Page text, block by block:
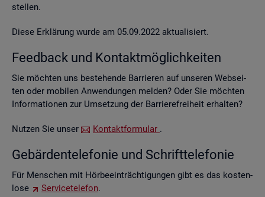
stel­len.
Diese Er­klä­rung wurde am 05.09.2022 ak­tua­li­siert.
Feed­back und Kon­takt­mög­lich­kei­ten
Sie möch­ten uns be­stehen­de Bar­rie­ren auf un­se­ren Web­sei­
ten oder mo­bi­len An­wen­dun­gen mel­den? Oder Sie möch­ten
In­for­ma­tio­nen zur Um­set­zung der Bar­rie­re­frei­heit er­hal­ten?
Nut­zen Sie unser Kon­takt­for­mu­lar .
Ge­bär­den­te­le­fo­nie und Schrift­te­le­fo­nie
Für Men­schen mit Hör­be­ein­träch­ti­gun­gen gibt es das kos­ten­
lo­se
Ser­vice­te­le­fon.